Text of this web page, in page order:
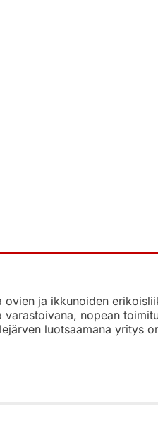
ja ikkunoiden
nopean
luotsaamana yritys